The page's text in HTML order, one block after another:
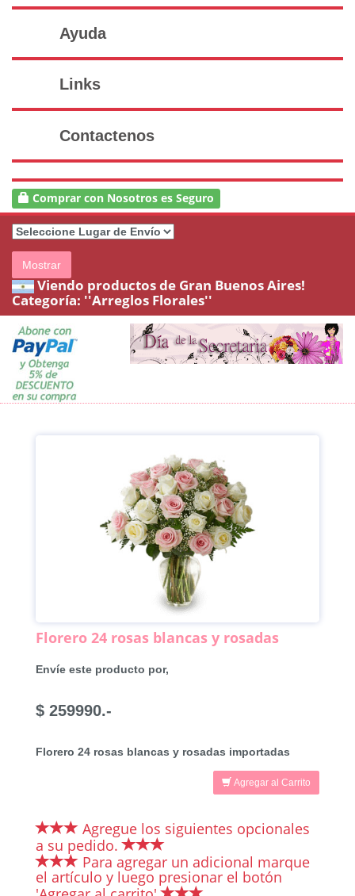
Ayuda
Links
Contactenos
Comprar con Nosotros es Seguro
Mostrar
Viendo productos de Gran Buenos Aires!
Categoría: ''Arreglos Florales''
Florero 24 rosas blancas y rosadas
Envíe este producto por,
$ 259990.-
Florero 24 rosas blancas y rosadas importadas
Agregar al Carrito
Agregue los siguientes opcionales
a su pedido.
Para agregar un adicional marque
el artículo y luego presionar el botón